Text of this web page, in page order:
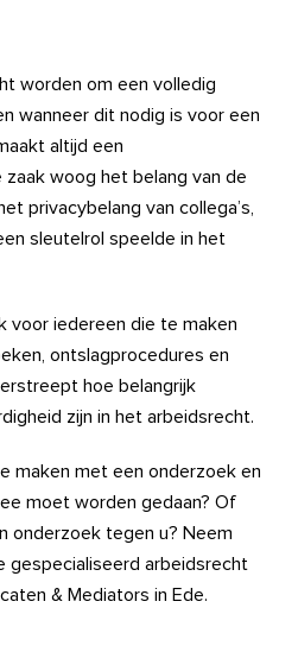
worden om een volledig
wanneer dit nodig is voor een
altijd een
zaak woog het belang van de
privacybelang van collega’s,
sleutelrol speelde in het
voor iedereen die te maken
ontslagprocedures en
hoe belangrijk
zijn in het arbeidsrecht.
maken met een onderzoek en
moet worden gedaan? Of
onderzoek tegen u? Neem
gespecialiseerd arbeidsrecht
& Mediators in Ede.